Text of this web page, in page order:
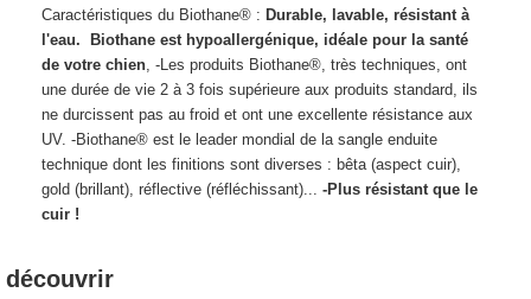
Caractéristiques du Biothane® : Durable, lavable, résistant à
l'eau.
Biothane est hypoallergénique, idéale pour la santé
de votre chien -Les produits Biothane®, très techniques, ont
une durée de vie 2 à 3 fois supérieure aux produits standard, ils
ne durcissent pas au froid et ont une excellente résistance aux
UV. -Biothane® est le leader mondial de la sangle enduite
technique dont les finitions sont diverses : bêta (aspect cuir),
gold (brillant), réflective (réfléchissant)...
-Plus résistant que le
cuir !
découvrir